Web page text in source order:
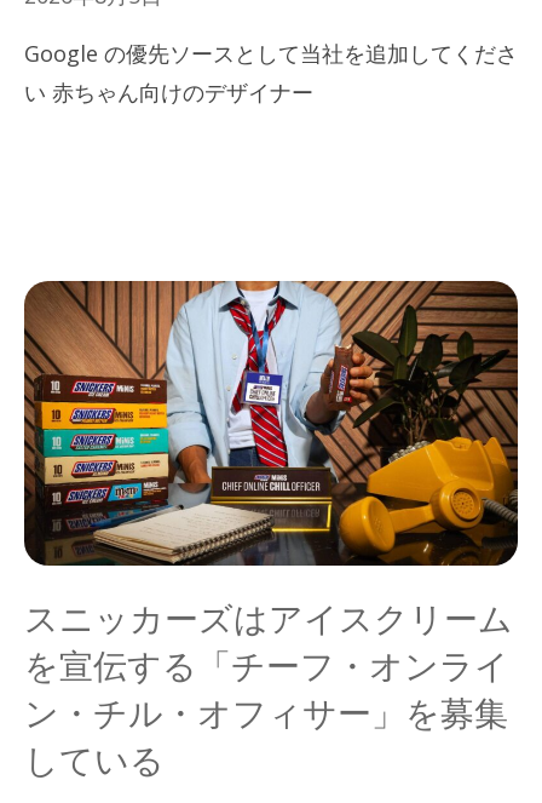
Google の優先ソースとして当社を追加してくださ
い 赤ちゃん向けのデザイナー
スニッカーズはアイスクリーム
を宣伝する「チーフ・オンライ
ン・チル・オフィサー」を募集
している